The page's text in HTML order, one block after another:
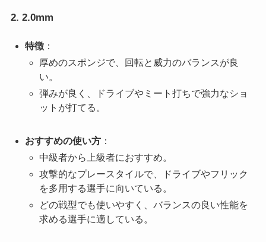
2. 2.0mm
特徴：
厚めのスポンジで、回転と威力のバランスが良
い。
弾みが良く、ドライブやミート打ちで強力なショ
ットが打てる。
おすすめの使い方：
中級者から上級者におすすめ。
攻撃的なプレースタイルで、ドライブやフリック
を多用する選手に向いている。
どの戦型でも使いやすく、バランスの良い性能を
求める選手に適している。